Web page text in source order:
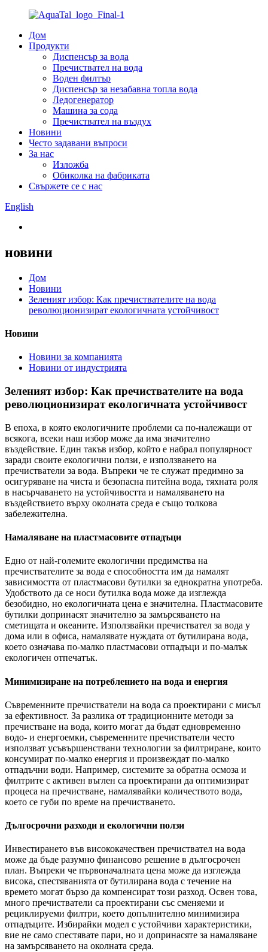
Дом
Продукти
Диспенсър за вода
Пречиствател на вода
Воден филтър
Диспенсър за незабавна топла вода
Ледогенератор
Машина за сода
Пречиствател на въздух
Новини
Често задавани въпроси
За нас
Изложба
Обиколка на фабриката
Свържете се с нас
English
новини
Дом
Новини
Зеленият избор: Как пречиствателите на вода
революционизират екологичната устойчивост
Новини
Новини за компанията
Новини от индустрията
Зеленият избор: Как пречиствателите на вода
революционизират екологичната устойчивост
В епоха, в която екологичните проблеми са по-належащи от
всякога, всеки наш избор може да има значително
въздействие. Един такъв избор, който е набрал популярност
заради своите екологични ползи, е използването на
пречистватели за вода. Въпреки че те служат предимно за
осигуряване на чиста и безопасна питейна вода, тяхната роля
в насърчаването на устойчивостта и намаляването на
въздействието върху околната среда е също толкова
забележителна.
Намаляване на пластмасовите отпадъци
Едно от най-големите екологични предимства на
пречиствателите за вода е способността им да намалят
зависимостта от пластмасови бутилки за еднократна употреба.
Удобството да се носи бутилка вода може да изглежда
безобидно, но екологичната цена е значителна. Пластмасовите
бутилки допринасят значително за замърсяването на
сметищата и океаните. Използвайки пречиствател за вода у
дома или в офиса, намалявате нуждата от бутилирана вода,
което означава по-малко пластмасови отпадъци и по-малък
екологичен отпечатък.
Минимизиране на потреблението на вода и енергия
Съвременните пречистватели на вода са проектирани с мисъл
за ефективност. За разлика от традиционните методи за
пречистване на вода, които могат да бъдат едновременно
водо- и енергоемки, съвременните пречистватели често
използват усъвършенствани технологии за филтриране, които
консумират по-малко енергия и произвеждат по-малко
отпадъчни води. Например, системите за обратна осмоза и
филтрите с активен въглен са проектирани да оптимизират
процеса на пречистване, намалявайки количеството вода,
което се губи по време на пречистването.
Дългосрочни разходи и екологични ползи
Инвестирането във висококачествен пречиствател на вода
може да бъде разумно финансово решение в дългосрочен
план. Въпреки че първоначалната цена може да изглежда
висока, спестяванията от бутилирана вода с течение на
времето могат бързо да компенсират този разход. Освен това,
много пречистватели са проектирани със сменяеми и
рециклируеми филтри, което допълнително минимизира
отпадъците. Избирайки модел с устойчиви характеристики,
вие не само спестявате пари, но и допринасяте за намаляване
на замърсяването на околната среда.